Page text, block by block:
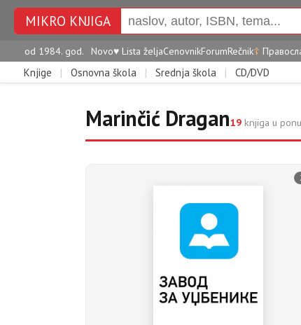
MIKRO KNJIGA
od 1984. god. Novo♥ Lista željaCenovnikForumRečnik☦
Knjige | Osnovna škola | Srednja škola | CD/DVD
Marinčić Dragan19knjiga u